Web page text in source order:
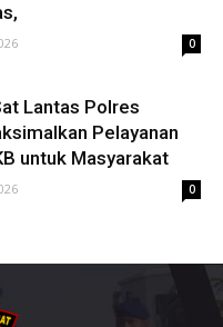
0
Lantas Polres
Pelayanan
untuk Masyarakat
0